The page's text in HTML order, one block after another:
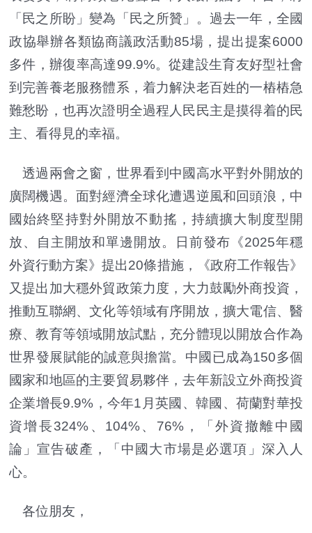
「民之所盼」變為「民之所贊」。過去一年，全國
政協舉辦各類協商議政活動85場，提出提案6000
多件，辦復率高達99.9%。從建設生育友好型社會
到完善養老服務體系，着力解決老百姓的一樁樁急
難愁盼，也再次證明全過程人民民主是摸得着的民
主、看得見的幸福。
透過兩會之窗，世界看到中國高水平對外開放的
廣闊機遇。面對經濟全球化遭遇逆風和回頭浪，中
國始終堅持對外開放不動搖，持續擴大制度型開
放、自主開放和單邊開放。日前發布《2025年穩
外資行動方案》提出20條措施，《政府工作報告》
又提出加大穩外貿政策力度，大力鼓勵外商投資，
推動互聯網、文化等領域有序開放，擴大電信、醫
療、教育等領域開放試點，充分體現以開放合作為
世界發展賦能的誠意與擔當。中國已成為150多個
國家和地區的主要貿易夥伴，去年新設立外商投資
企業增長9.9%，今年1月英國、韓國、荷蘭對華投
資增長324%、104%、76%，「外資撤離中國
論」宣告破產，「中國大市場是必選項」深入人
心。
各位朋友，